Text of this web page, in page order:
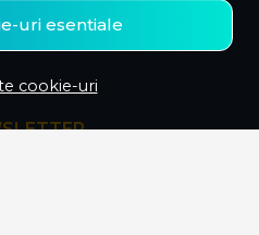
uri esentiale
cookie-uri